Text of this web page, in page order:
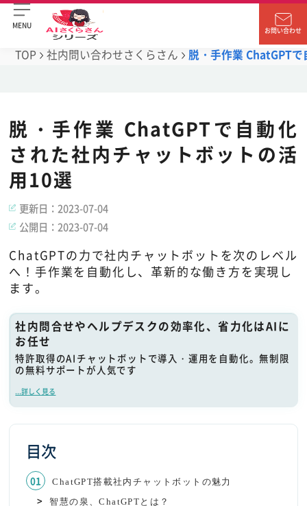
MENU
お問い合わせ
TOP 社内問い合わせさくらさん 脱・手作業 ChatGPT
脱・手作業 ChatGPTで自動化
された社内チャットボットの活
用10選
更新日：2023-07-04
公開日：2023-07-04
ChatGPTの力で社内チャットボットを次のレベル
へ！手作業を自動化し、革新的な働き方を実現し
ます。
社内問合せやヘルプデスクの効率化、省力化はAIに
お任せ
特許取得のAIチャットボットで導入・運用を自動化。無制限
の無料サポートが人気です
...詳しく見る
目次
ChatGPT搭載社内チャットボットの魅力
智慧の泉、ChatGPTとは？